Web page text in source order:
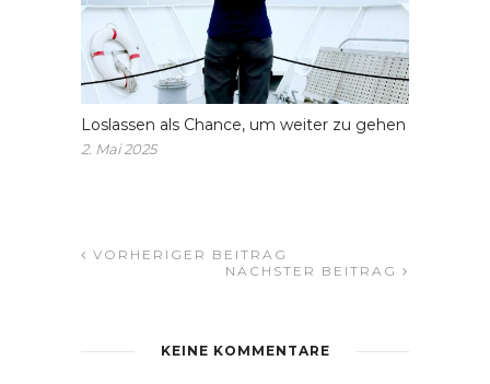
Loslassen als Chance, um weiter zu gehen
2. Mai 2025
VORHERIGER BEITRAG
NÄCHSTER BEITRAG
KEINE KOMMENTARE